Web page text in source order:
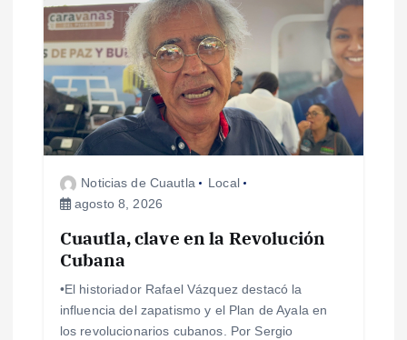
ó
n
d
Noticias de Cuautla
Local
agosto 8, 2026
Cuautla, clave en la Revolución
Cubana
•El historiador Rafael Vázquez destacó la
influencia del zapatismo y el Plan de Ayala en
los revolucionarios cubanos. Por Sergio